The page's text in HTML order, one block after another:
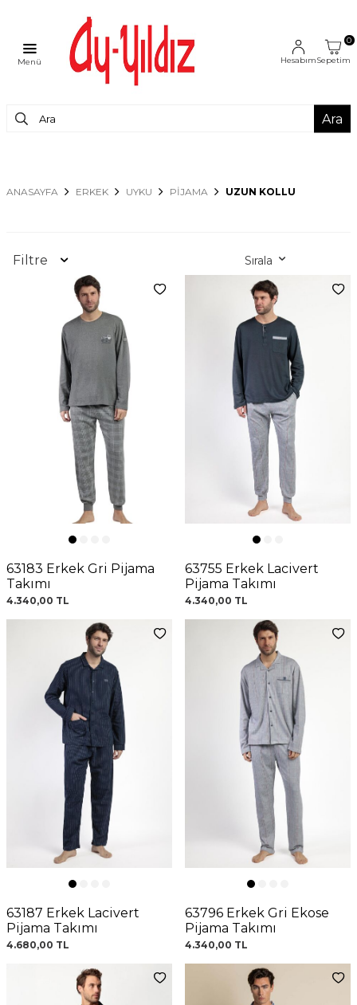
Menü Hesabım
0
Sepetim
Ara
ANASAYFA ERKEK UYKU PIJAMA UZUN KOLLU
Filtre Sırala
63183 Erkek Gri Pijama
Takımı
4.340,00 TL
63755 Erkek Lacivert
Pijama Takımı
4.340,00 TL
63187 Erkek Lacivert
Pijama Takımı
4.680,00 TL
63796 Erkek Gri Ekose
Pijama Takımı
4.340,00 TL